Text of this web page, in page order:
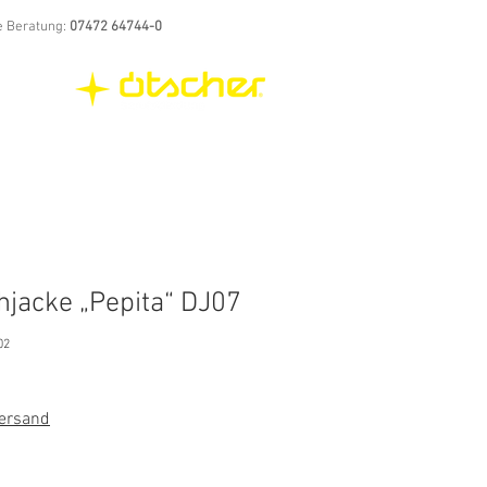
Beratung: 07472 64744-0
„Pepita“ DJ07